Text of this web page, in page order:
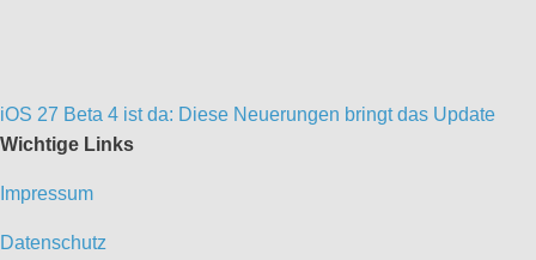
iOS 27 Beta 4 ist da: Diese Neuerungen bringt das Update
Wichtige Links
Impressum
Datenschutz